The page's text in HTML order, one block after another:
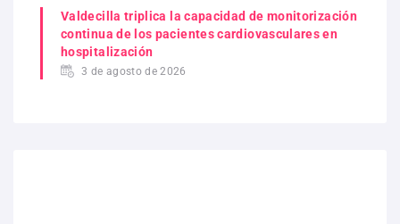
Valdecilla triplica la capacidad de monitorización
continua de los pacientes cardiovasculares en
hospitalización
3 de agosto de 2026